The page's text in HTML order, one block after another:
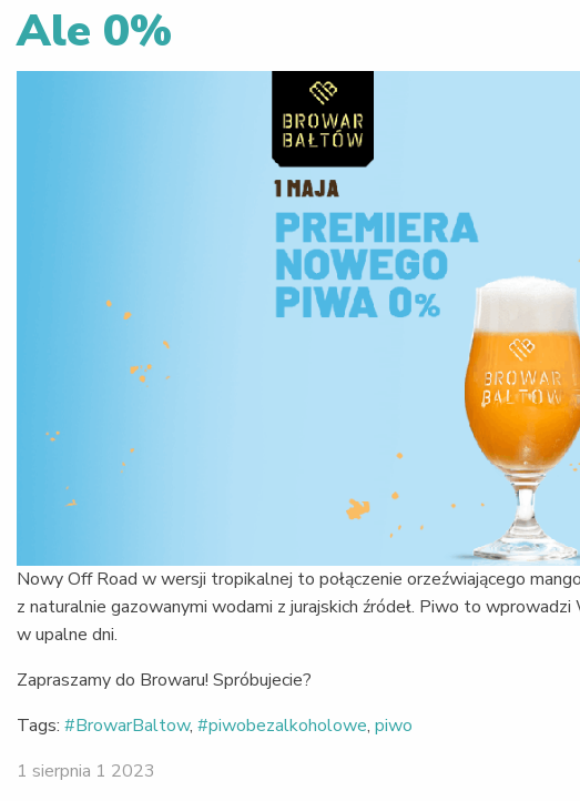
Ale 0%
Nowy Off Road w wersji tropikalnej to połączenie orzeźwiającego
z naturalnie gazowanymi wodami z jurajskich źródeł. Piwo to
w upalne dni.
Zapraszamy do Browaru! Spróbujecie?
Tags: #BrowarBaltow, #piwobezalkoholowe, piwo
1 sierpnia 1 2023